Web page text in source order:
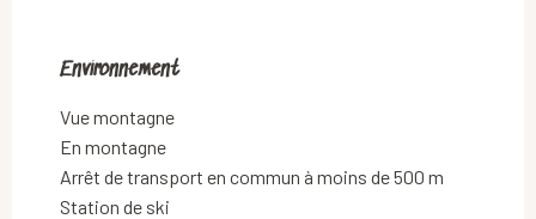
Environnement
Environnement
Vue montagne
En montagne
Arrêt de transport en commun à moins de 500 m
Station de ski